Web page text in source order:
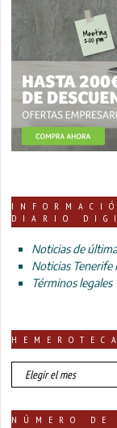
DIARIO
Noticias de
Noticias Tenerife
Términos legales
HEMEROTECA
DE
NÚMERO